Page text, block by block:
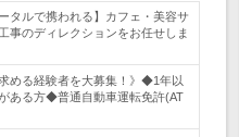
タルで携われる】カフェ・美容サ
事のディレクションをお任せしま
める経験者を大募集！》◆1年以
ある方◆普通自動車運転免許(AT